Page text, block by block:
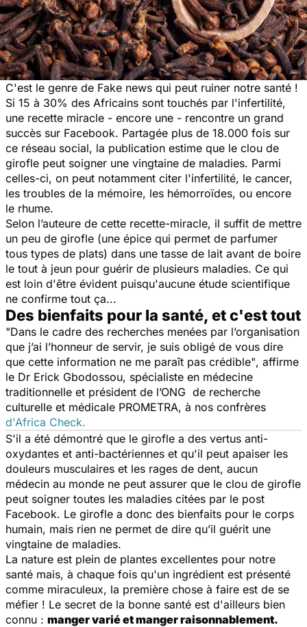
C'est le genre de Fake news qui peut ruiner notre santé !
Si 15 à 30% des Africains sont touchés par l'infertilité,
une recette miracle - encore une - rencontre un grand
succès sur Facebook. Partagée plus de 18.000 fois sur
ce réseau social, la publication estime que le clou de
girofle peut soigner une vingtaine de maladies. Parmi
celles-ci, on peut notamment citer l'infertilité, le cancer,
les troubles de la mémoire, les hémorroïdes, ou encore
le rhume.
Selon l’auteure de cette recette-miracle, il suffit de mettre
un peu de girofle (une épice qui permet de parfumer
tous types de plats) dans une tasse de lait avant de boire
le tout à jeun pour guérir de plusieurs maladies. Ce qui
est loin d'être évident puisqu'aucune étude scientifique
ne confirme tout ça...
Des bienfaits pour la santé, et c'est tout
"Dans le cadre des recherches menées par l’organisation
que j’ai l’honneur de servir, je suis obligé de vous dire
que cette information ne me paraît pas crédible", affirme
le Dr Erick Gbodossou, spécialiste en médecine
traditionnelle et président de l’ONG de recherche
culturelle et médicale PROMETRA, à nos confrères
d'Africa Check.
S'il a été démontré que le girofle a des vertus anti-
oxydantes et anti-bactériennes et qu'il peut apaiser les
douleurs musculaires et les rages de dent, aucun
médecin au monde ne peut assurer que le clou de girofle
peut soigner toutes les maladies citées par le post
Facebook. Le girofle a donc des bienfaits pour le corps
humain, mais rien ne permet de dire qu’il guérit une
vingtaine de maladies.
La nature est plein de plantes excellentes pour notre
santé mais, à chaque fois qu'un ingrédient est présenté
comme miraculeux, la première chose à faire est de se
méfier ! Le secret de la bonne santé est d'ailleurs bien
connu : manger varié et manger raisonnablement.